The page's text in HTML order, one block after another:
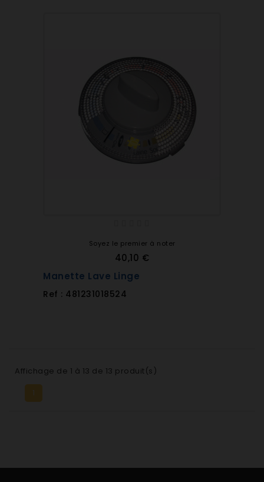
Soyez le premier à noter
40,10 €
Manette Lave Linge
Ref : 481231018524
Affichage de 1 à 13 de 13 produit(s)
1